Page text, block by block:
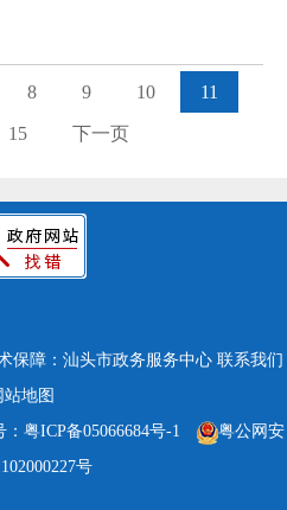
8 9 10 11
15 下一页
保障：汕头市政务服务中心 联系我们
站地图
：粤ICP备05066684号-1
粤公网安
号